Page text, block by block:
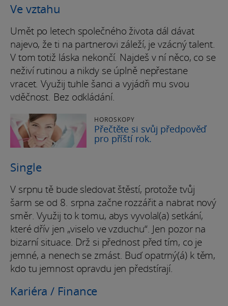
Ve vztahu
Umět po letech společného života dál dávat
najevo, že ti na partnerovi záleží, je vzácný talent.
V tom totiž láska nekončí. Najdeš v ní něco, co se
neživí rutinou a nikdy se úplně nepřestane
vracet. Využij tuhle šanci a vyjádři mu svou
vděčnost. Bez odkládání.
HOROSKOPY
Přečtěte si svůj předpověď
pro příští rok.
Single
V srpnu tě bude sledovat štěstí, protože tvůj
šarm se od 8. srpna začne rozzářit a nabrat nový
směr. Využij to k tomu, abys vyvolal(a) setkání,
které dřív jen „viselo ve vzduchu“. Jen pozor na
bizarní situace. Drž si přednost před tím, co je
jemné, a nenech se zmást. Buď opatrný(á) k těm,
kdo tu jemnost opravdu jen předstírají.
Kariéra / Finance